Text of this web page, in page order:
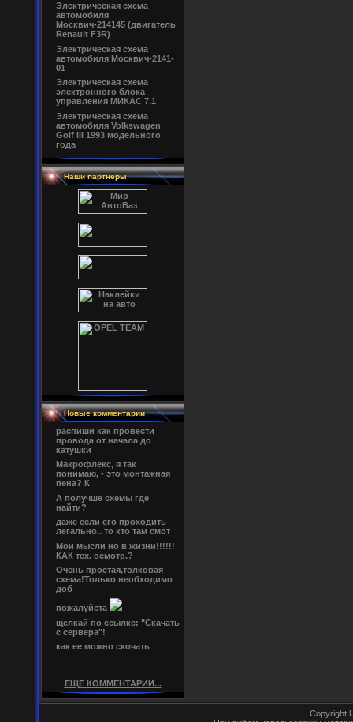
Электрическая схема
автомобиля
Москвич-214145 (двигатель
Renault F3R)
Электрическая схема
автомобиля Москвич-2141-
01
Электрическая схема
электронного блока
управления МИКАС 7,1
Электрическая схема
автомобиля Volkswagen
Golf III 1993 модельного
года
Наши партнёры
Новые комментарии
распиши как провести
провода от начала до
катушки
Макрофлекс, я так
понимаю, - это монтажная
пена? К
А получше схемы где
найти?
даже если его проходить
легально.. то кто там смот
Мои мысли но в жизни!!!!!!
КАК тех. осмотр.?
Очень простая,толковая
схема!Только необходимо
доб
пожалуйста
щелкай по ссылке: "Скачать
с сервера"!
как ее можно скочать
ЕЩЕ КОММЕНТАРИИ...
Copyright